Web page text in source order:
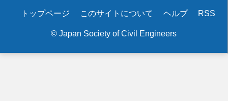
Secondary
トップページ このサイトについて ヘルプ RSS
© Japan Society of Civil Engineers